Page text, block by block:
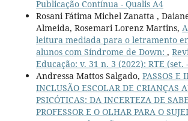
Publicação Contínua - Qualis A4
Rosani Fátima Michel Zanatta ,
Almeida, Rosemari Lorenz Martins,
leitura mediada para o letramento
alunos com Síndrome de Down: ,
Educação: v. 31 n. 3 (2022): RTE (set.
Andressa Mattos Salgado, PASSOS E
INCLUSÃO ESCOLAR DE CRIANÇAS
PSICÓTICAS: DA INCERTEZA DE
PROFESSOR E O OLHAR PARA O